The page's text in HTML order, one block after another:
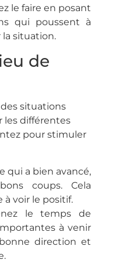
le faire en posant
qui poussent à
la situation.
de
situations
les différentes
pour stimuler
qui a bien avancé,
coups. Cela
à voir le positif.
le temps de
à venir
direction et